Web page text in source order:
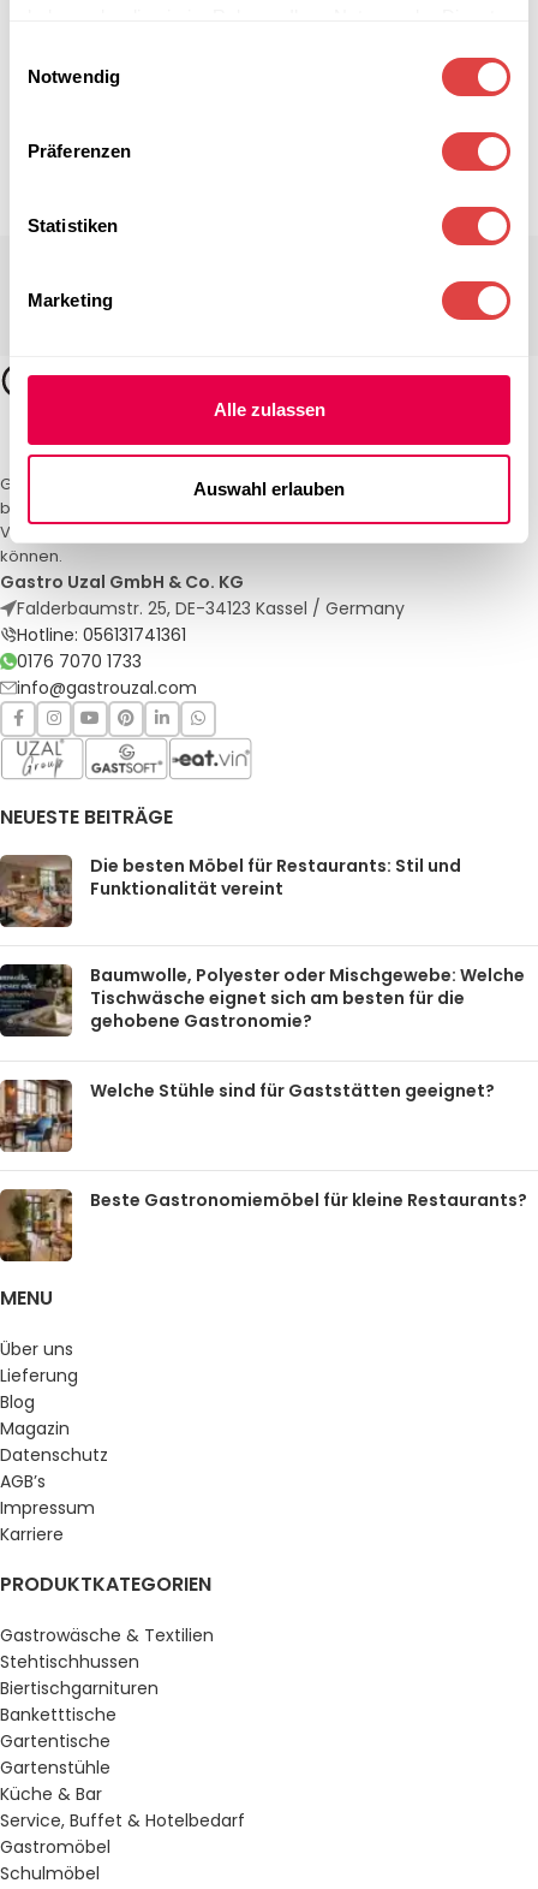
Notwendig
Präferenzen
Statistiken
Marketing
Alle zulassen
Auswahl erlauben
Gastro Uzal – Ihr Spezialist für Gastronomiemöbel und -textilien. Wir
bieten maßgeschneiderte Lösungen für Restaurants, Hotels und
Veranstaltungen. Qualität und Service, auf die Sie sich verlassen
können.
Gastro Uzal GmbH & Co. KG
Falderbaumstr. 25, DE-34123 Kassel / Germany
Hotline: 056131741361
0176 7070 1733
info@gastrouzal.com
NEUESTE BEITRÄGE
Die besten Möbel für Restaurants: Stil und
Funktionalität vereint
Baumwolle, Polyester oder Mischgewebe: Welche
Tischwäsche eignet sich am besten für die
gehobene Gastronomie?
Welche Stühle sind für Gaststätten geeignet?
Beste Gastronomiemöbel für kleine Restaurants?
MENU
Über uns
Lieferung
Blog
Magazin
Datenschutz
AGB’s
Impressum
Karriere
PRODUKTKATEGORIEN
Gastrowäsche & Textilien
Stehtischhussen
Biertischgarnituren
Banketttische
Gartentische
Gartenstühle
Küche & Bar
Service, Buffet & Hotelbedarf
Gastromöbel
Schulmöbel